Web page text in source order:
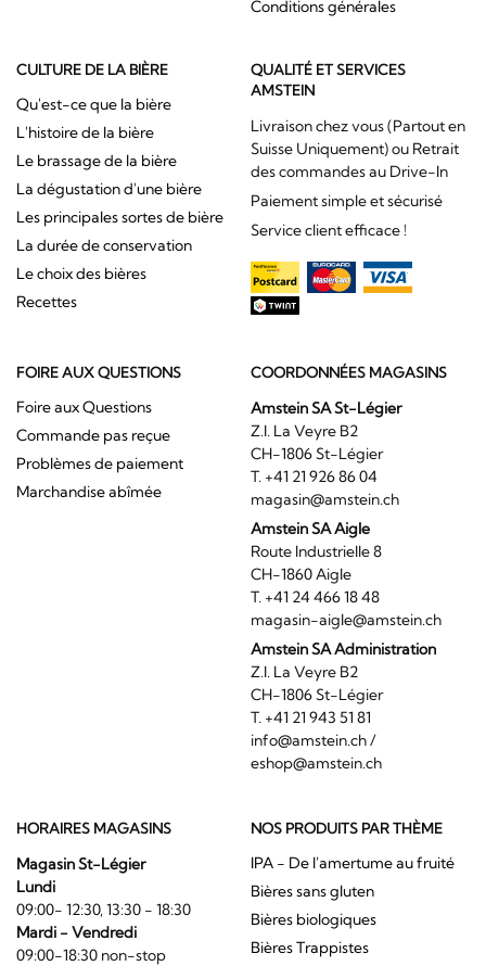
Conditions générales
CULTURE DE LA BIÈRE
Qu'est-ce que la bière
L'histoire de la bière
Le brassage de la bière
La dégustation d'une bière
Les principales sortes de bière
La durée de conservation
Le choix des bières
Recettes
QUALITÉ ET SERVICES
AMSTEIN
Livraison chez vous (Partout en
Suisse Uniquement) ou Retrait
des commandes au Drive-In
Paiement simple et sécurisé
Service client efficace !
FOIRE AUX QUESTIONS
Foire aux Questions
Commande pas reçue
Problèmes de paiement
Marchandise abîmée
COORDONNÉES MAGASINS
Amstein SA St-Légier
Z.I. La Veyre B2
CH-1806 St-Légier
T. +41 21 926 86 04
magasin@amstein.ch
Amstein SA Aigle
Route Industrielle 8
CH-1860 Aigle
T. +41 24 466 18 48
magasin-aigle@amstein.ch
Amstein SA Administration
Z.I. La Veyre B2
CH-1806 St-Légier
T. +41 21 943 51 81
info@amstein.ch/
eshop@amstein.ch
HORAIRES MAGASINS
Magasin St-Légier
Lundi
09:00- 12:30, 13:30 - 18:30
Mardi - Vendredi
09:00-18:30 non-stop
NOS PRODUITS PAR THÈME
IPA - De l'amertume au fruité
Bières sans gluten
Bières biologiques
Bières Trappistes